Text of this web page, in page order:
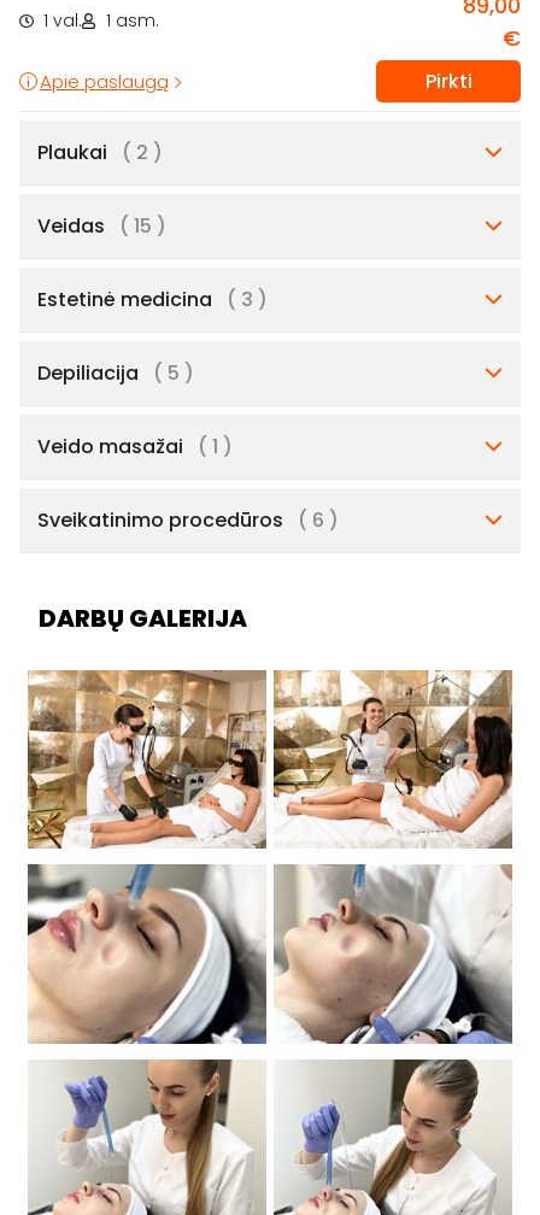
1 val. 1 asm.
€
Apie paslaugą Pirkti
Plaukai ( 2 )
Veidas ( 15 )
Estetinė medicina ( 3 )
Depiliacija ( 5 )
Veido masažai ( 1 )
Sveikatinimo procedūros ( 6 )
DARBŲ GALERIJA